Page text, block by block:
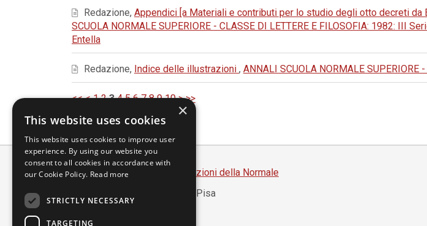
Redazione, Appendici [a Materiali e contributi per lo studio degli otto decreti
SCUOLA NORMALE SUPERIORE - CLASSE DI LETTERE E FILOSOFIA: 1982: III
Entella
Redazione, Indice delle illustrazioni , ANNALI SCUOLA NORMALE SUPERIORE
<< < 1 2 3 4 5 6 7 8 9 10 > >>
Scuola Normale Superiore
Edizioni della Normale
Piazza dei Cavalieri, 7 - 56126 Pisa
Partita IVA 00420000507
×
This website uses cookies
This website uses cookies to improve user
experience. By using our website you
consent to all cookies in accordance with
our Cookie Policy. Read more
STRICTLY NECESSARY
TARGETING